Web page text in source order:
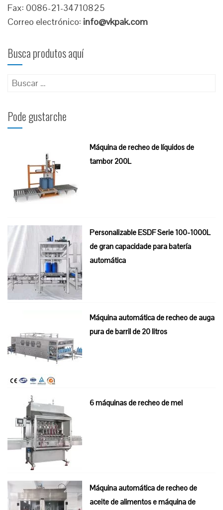
Fax: 0086-21-34710825
Correo electrónico: info@vkpak.com
Busca produtos aquí
Buscar:
Pode gustarche
Máquina de recheo de líquidos de
tambor 200L
Personalizable ESDF Serie 100-1000L
de gran capacidade para batería
automática
Máquina automática de recheo de auga
pura de barril de 20 litros
6 máquinas de recheo de mel
Máquina automática de recheo de
aceite de alimentos e máquina de